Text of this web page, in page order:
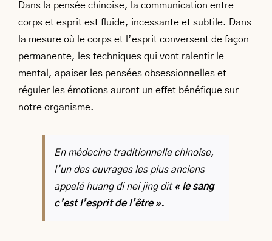
Dans la pensée chinoise, la communication entre
corps et esprit est fluide, incessante et subtile. Dans
la mesure où le corps et l’esprit conversent de façon
permanente, les techniques qui vont ralentir le
mental, apaiser les pensées obsessionnelles et
réguler les émotions auront un effet bénéfique sur
notre organisme.
En médecine traditionnelle chinoise,
l’un des ouvrages les plus anciens
appelé huang di nei jing dit« le sang
c’est l’esprit de l’être ».